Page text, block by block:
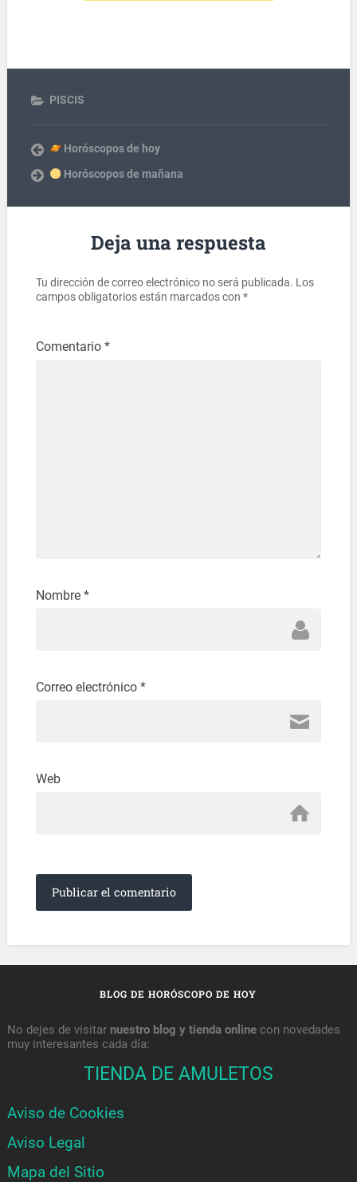
PISCIS
Horóscopos de hoy
Horóscopos de mañana
Deja una respuesta
Tu dirección de correo electrónico no será publicada. Los
campos obligatorios están marcados con *
Comentario *
Nombre *
Correo electrónico *
Web
BLOG DE HORÓSCOPO DE HOY
No dejes de visitar nuestro blog y tienda onlinecon novedades
muy interesantes cada día:
TIENDA DE AMULETOS
Aviso de Cookies
Aviso Legal
Mapa del Sitio